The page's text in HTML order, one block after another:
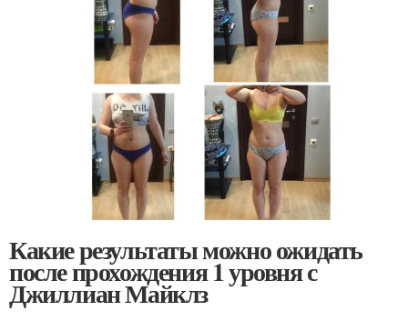
Какие результаты можно ожидать
после прохождения 1 уровня с
Джиллиан Майклз